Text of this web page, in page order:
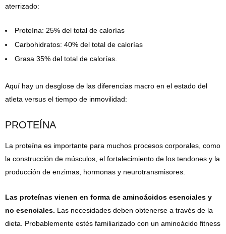
aterrizado:
Proteína: 25% del total de calorías
Carbohidratos: 40% del total de calorías
Grasa 35% del total de calorías.
Aquí hay un desglose de las diferencias macro en el estado del
atleta versus el tiempo de inmovilidad:
PROTEÍNA
La proteína es importante para muchos procesos corporales, como
la construcción de músculos, el fortalecimiento de los tendones y la
producción de enzimas, hormonas y neurotransmisores.
Las proteínas vienen en forma de aminoácidos esenciales y
no esenciales. Las necesidades deben obtenerse a través de la
dieta. Probablemente estés familiarizado con un aminoácido fitness